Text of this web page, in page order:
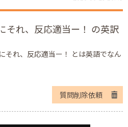
それ、反応適当ー！ の英訳
それ、反応適当ー！ とは英語でなん
質問削除依頼